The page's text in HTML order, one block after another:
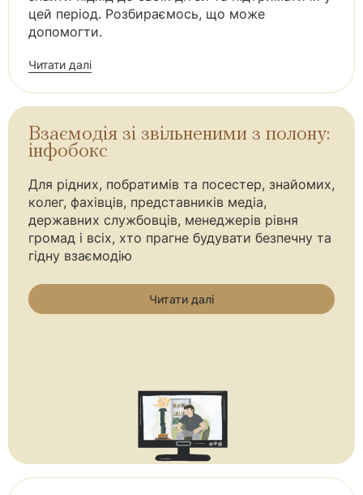
цей період. Розбираємось, що може
допомогти.
Читати далі
Взаємодія зі звільненими з полону:
інфобокс
Для рідних, побратимів та посестер, знайомих,
колег, фахівців, представників медіа,
державних службовців, менеджерів рівня
громад і всіх, хто прагне будувати безпечну та
гідну взаємодію
Читати далі